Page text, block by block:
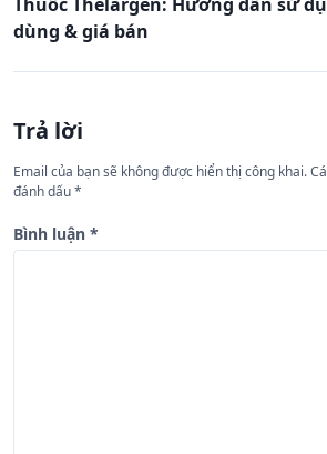
h
n
b
à
i
dùng & giá bán
Trả lời
Email của bạn sẽ không được hiển thị công khai.
đánh dấu*
Bình luận *